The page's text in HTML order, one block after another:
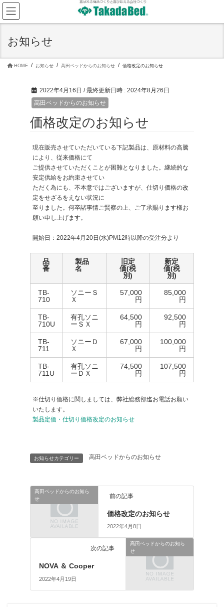
コ
テ
ン
ナ
ゲ
ー
お知らせ
HOME お知らせ 高田ベッドからのお知らせ 価格改定のお知らせ
2022年4月16日 / 最終更新日時 : 2024年8月26日
高田ベッドからのお知らせ
価格改定のお知らせ
現在販売させていただいている下記製品は、原材料の高騰
により、従来価格にて
ご提供させていただくことが困難となりました。継続的な
安定供給をお約束させてい
ただく為にも、不本意ではございますが、仕切り価格の改
定をせざるをえない状況に
至りました。何卒諸事情ご賢察の上、ご了承賜ります様お
願い申し上げます。
開始日：2022年4月20日(水)PM12時以降の受注分より
品
番
製品
名
旧定
価(税
別)
新定
価(税
別)
TB-
710
ソニーＳ
Ｘ
57,000
円
85,000
円
TB-
710U
有孔ソニ
ーＳＸ
64,500
円
92,500
円
TB-
711
ソニーＤ
Ｘ
67,000
円
100,000
円
TB-
711U
有孔ソニ
ーＤＸ
74,500
円
107,500
円
※仕切り価格に関しましては、弊社総務部迄お電話お願い
いたします。
製品定価・仕切り価格改定のお知らせ
お知らせカテゴリー 高田ベッドからのお知らせ
高田ベッドからのお知ら
せ
前の記事
価格改定のお知らせ
2022年4月8日
高田ベッドからのお知ら
せ
次の記事
NOVA ＆ Cooper
2022年4月19日